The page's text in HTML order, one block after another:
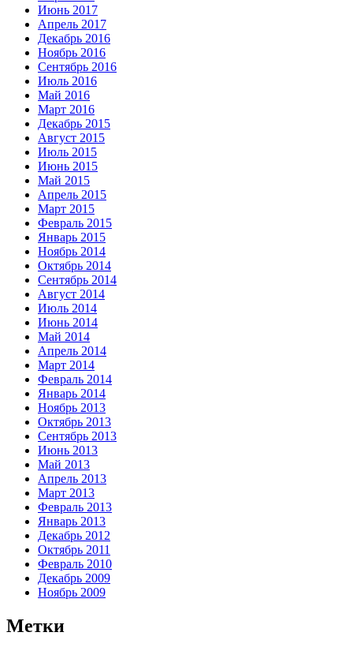
Июнь 2017
Апрель 2017
Декабрь 2016
Ноябрь 2016
Сентябрь 2016
Июль 2016
Май 2016
Март 2016
Декабрь 2015
Август 2015
Июль 2015
Июнь 2015
Май 2015
Апрель 2015
Март 2015
Февраль 2015
Январь 2015
Ноябрь 2014
Октябрь 2014
Сентябрь 2014
Август 2014
Июль 2014
Июнь 2014
Май 2014
Апрель 2014
Март 2014
Февраль 2014
Январь 2014
Ноябрь 2013
Октябрь 2013
Сентябрь 2013
Июнь 2013
Май 2013
Апрель 2013
Март 2013
Февраль 2013
Январь 2013
Декабрь 2012
Октябрь 2011
Февраль 2010
Декабрь 2009
Ноябрь 2009
Метки